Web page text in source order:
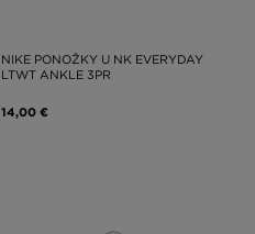
NIKE PONOŽKY U NK EVERYDAY
LTWT ANKLE 3PR
14,00 €